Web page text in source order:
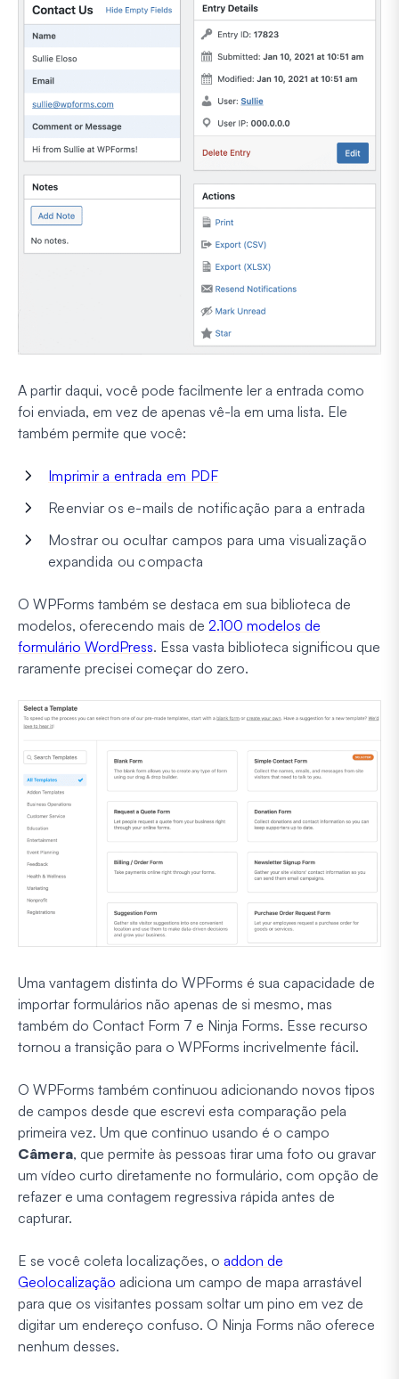
A partir daqui, você pode facilmente ler a entrada como
foi enviada, em vez de apenas vê-la em uma lista. Ele
também permite que você:
Imprimir a entrada em PDF
Reenviar os e-mails de notificação para a entrada
Mostrar ou ocultar campos para uma visualização
expandida ou compacta
O WPForms também se destaca em sua biblioteca de
modelos, oferecendo mais de 2.100 modelos de
formulário WordPress. Essa vasta biblioteca significou que
raramente precisei começar do zero.
Uma vantagem distinta do WPForms é sua capacidade de
importar formulários não apenas de si mesmo, mas
também do Contact Form 7 e Ninja Forms. Esse recurso
tornou a transição para o WPForms incrivelmente fácil.
O WPForms também continuou adicionando novos tipos
de campos desde que escrevi esta comparação pela
primeira vez. Um que continuo usando é o campo
Câmera, que permite às pessoas tirar uma foto ou gravar
um vídeo curto diretamente no formulário, com opção de
refazer e uma contagem regressiva rápida antes de
capturar.
E se você coleta localizações, o addon de
Geolocalização adiciona um campo de mapa arrastável
para que os visitantes possam soltar um pino em vez de
digitar um endereço confuso. O Ninja Forms não oferece
nenhum desses.